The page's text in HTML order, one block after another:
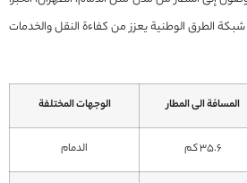
الطرق الوطنية يعزز من كفاءة النقل والخدمات
المسافة الى المطار الوجهات المختلفة
35.6 كم الدمام